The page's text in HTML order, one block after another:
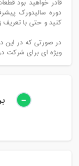
قادر خواهید بود
دوره سالیدورک
کنید و حتی با تعریف
در صورتی که در این
ویژه ای برای شرکت